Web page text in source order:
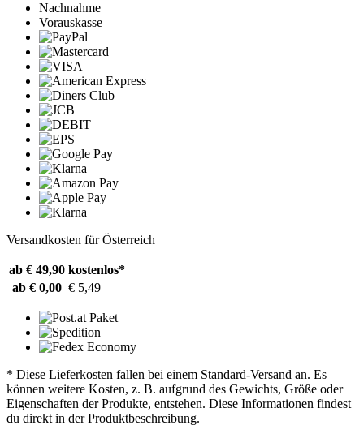
Nachnahme
Vorauskasse
Versandkosten für Österreich
ab € 49,90 kostenlos*
ab € 0,00 € 5,49
* Diese Lieferkosten fallen bei einem Standard-Versand an. Es
können weitere Kosten, z. B. aufgrund des Gewichts, Größe oder
Eigenschaften der Produkte, entstehen. Diese Informationen findest
du direkt in der Produktbeschreibung.